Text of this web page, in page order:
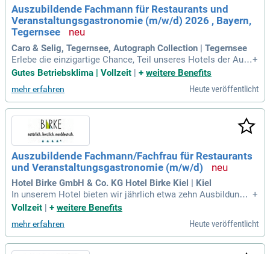
ung – bewirb Dich jetzt!
Auszubildende Fachmann für Restaurants und
Veranstaltungsgastronomie (m/w/d) 2026 , Bayern,
Tegernsee
Caro & Selig, Tegernsee, Autograph Collection | Tegernsee
Erlebe die einzigartige Chance, Teil unseres Hotels der Auto
graph Collection in Tegernsee zu werden! Unser Standort ze
auch durch ein kollegiales Arbeitsumfeld aus. Bei uns wird
Wertschätzung und persönlicher Austausch großgeschriebe
n. Du hast die Möglichkeit, aktiv an unserem gemeinsamen
Erfolg mitzuwirken und kreative Ideen einzubringen. Arbeite
in einem internationalen Team und genieße die beeindrucke
nde Kulisse des Tegernsee-Tals. Bewirb dich jetzt und entde
cke, wie erfüllend eine Karriere im Gastgewerbe sein kann!
+
Gutes Betriebsklima | Vollzeit | + weitere Benefits
mehr erfahren Heute veröffentlicht
Auszubildende Fachmann/Fachfrau für Restaurants
und Veranstaltungsgastronomie (m/w/d)
Hotel Birke GmbH & Co. KG Hotel Birke Kiel | Kiel
In unserem Hotel bieten wir jährlich etwa zehn Ausbildungs
plätze an. Auszubildende wirken von Beginn an aktiv an vers
lt gemäß dem Tarifvertrag des Hotel- und Gaststättengewer
bes. Unsere Mitarbeiter genießen täglich ein gesundes, regi
onales Essen. Durch unser dokumentiertes Total Quality Ma
+
Vollzeit | + weitere Benefits
mehr erfahren Heute veröffentlicht